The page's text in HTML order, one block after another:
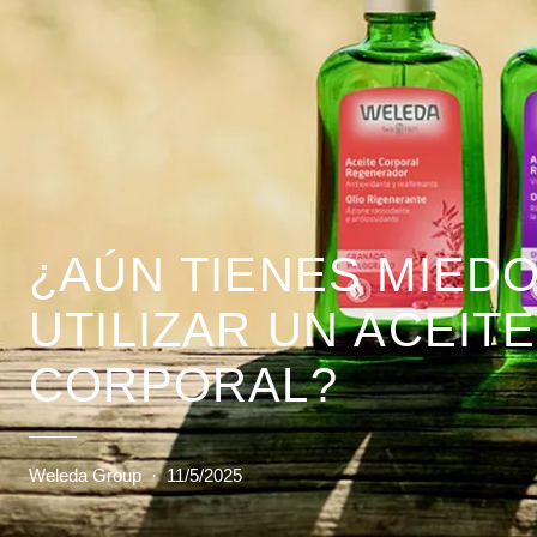
¿AÚN TIENES
UTILIZAR UN ACEITE
CORPORAL?
Weleda Group · 11/5/2025